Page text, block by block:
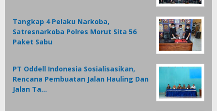
Tangkap 4 Pelaku Narkoba,
Satresnarkoba Polres Morut Sita 56
Paket Sabu
PT Oddell Indonesia Sosialisasikan,
Rencana Pembuatan Jalan Hauling Dan
Jalan Ta…